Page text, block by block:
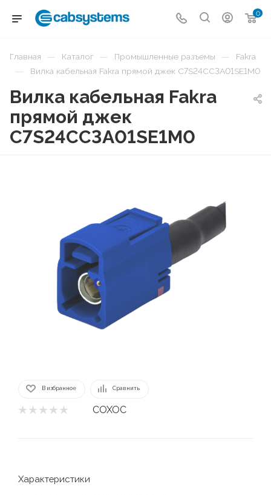
0
Главная — Каталог — Промышленные разъемы — Fakra
— Вилка кабельная Fakra прямой джек C7S24CC3A01SE1M0
Вилка кабельная Fakra
прямой джек
C7S24CC3A01SE1M0
В избранное Сравнить
COXOC
Характеристики